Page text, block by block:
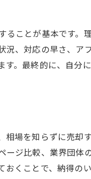
スのポイント
め方
き重要事項
影響とは
る理由を解説
方
ことが基本です。
、対応の早さ、ア
。最終的に、自分
場を知らずに売却
ジ比較、業界団体
くことで、納得の